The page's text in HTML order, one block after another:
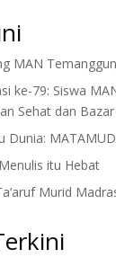
MAN
ke-79: Siswa
Sehat dan
Dunia:
itu Hebat
Murid